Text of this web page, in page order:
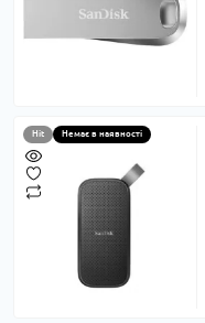
Hit Немає в наявності